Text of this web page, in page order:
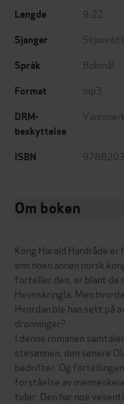
Lengde 9:22
Sjanger
Språk Bokmål
Format mp3
DRM-
beskyttelse
ISBN
Om boken
Kong Harald Hardråde
enn noen annen norsk
forteller den, er blant de
Heimskringla. Men
Hvordan ble han sett på
dronninger?
I denne romanen
stesønnen, den senere
bedrifter. Og
forståelse av
tider. Den har noe